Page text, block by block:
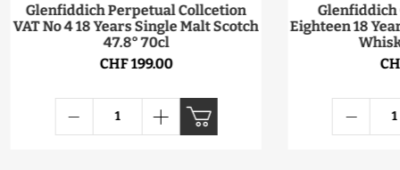
Glenfiddich Perpetual Collcetion
VAT No 4 18 Years Single Malt Scotch
47.8° 70cl
CHF 199.00
Glenfiddich
Eighteen 18